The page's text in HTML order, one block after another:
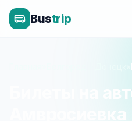
Bustrip
Билеты на
Амвросиевка